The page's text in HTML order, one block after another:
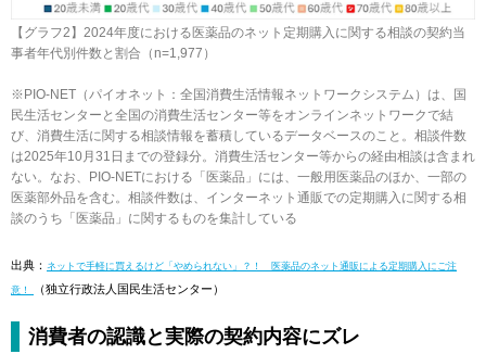
【グラフ2】2024年度における医薬品のネット定期購入に関する相談の契約当
事者年代別件数と割合（n=1,977）
※PIO-NET（パイオネット：全国消費生活情報ネットワークシステム）は、国
民生活センターと全国の消費生活センター等をオンラインネットワークで結
び、消費生活に関する相談情報を蓄積しているデータベースのこと。相談件数
は2025年10月31日までの登録分。消費生活センター等からの経由相談は含まれ
ない。なお、PIO-NETにおける「医薬品」には、一般用医薬品のほか、一部の
医薬部外品を含む。相談件数は、インターネット通販での定期購入に関する相
談のうち「医薬品」に関するものを集計している
出典： ネットで手軽に買えるけど「やめられない」？！ 医薬品のネット通販による定期購入にご注
意！
（独立行政法人国民生活センター）
消費者の認識と実際の契約内容にズレ